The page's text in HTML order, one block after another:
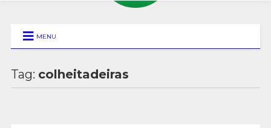
MENU
Tag: colheitadeiras